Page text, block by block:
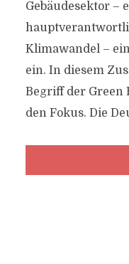
Gebäudesektor –
Klimawandel –
ein. In diesem
Begriff der
den Fokus. Die